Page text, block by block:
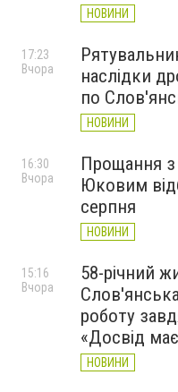
НОВИНИ
наслідки
по
НОВИНИ
17:23
Вчора
Прощання з
Юковим
серпня
НОВИНИ
16:30
Вчора
58-річний
роботу
«Досвід
НОВИНИ
15:16
Вчора